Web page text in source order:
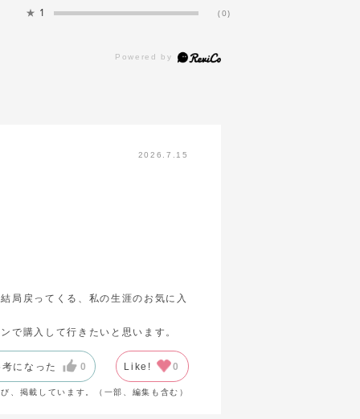
★ 1 (0)
2026.7.15
局戻ってくる、私の生涯のお気に入
で購入して行きたいと思います。
考になった 0 Like! 0
、掲載しています。（一部、編集も含む）